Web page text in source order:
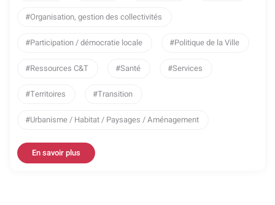
Organisation, gestion des collectivités
Participation / démocratie locale Politique de la Ville
Ressources C&T Santé Services
Territoires Transition
Urbanisme / Habitat / Paysages / Aménagement
En savoir plus